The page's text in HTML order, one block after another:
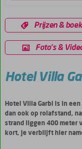
Prijzen &
Foto's &
Hotel Villa
Hotel Villa Garbi is in
dan ook op rolafstand,
strand liggen 400 meter
kort, je verblijft hier